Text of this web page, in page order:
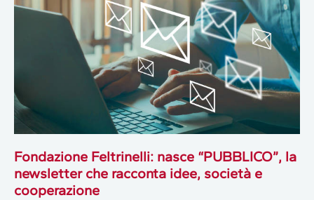
Fondazione Feltrinelli: nasce “PUBBLICO”, la
newsletter che racconta idee, società e
cooperazione